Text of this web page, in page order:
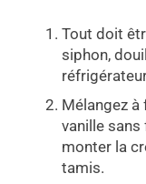
Tout doit
siphon,
Mélangez à
vanille sans
monter la
tamis.